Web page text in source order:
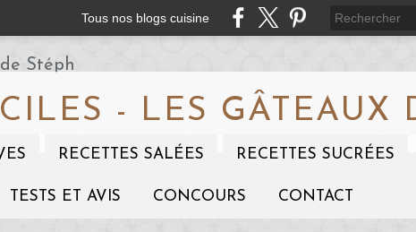
Tous nos blogs cuisine
- LES GÂTEAUX
RECETTES SALÉES RECETTES SUCRÉES
TESTS ET AVIS CONCOURS CONTACT